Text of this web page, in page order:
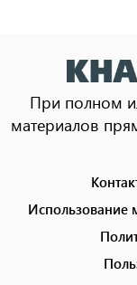
При полном
материалов
menu
Использование